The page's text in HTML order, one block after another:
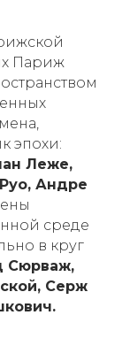
Париж
эпохи:
Леже,
Андре
среде
в круг
Сюрваж,
Серж